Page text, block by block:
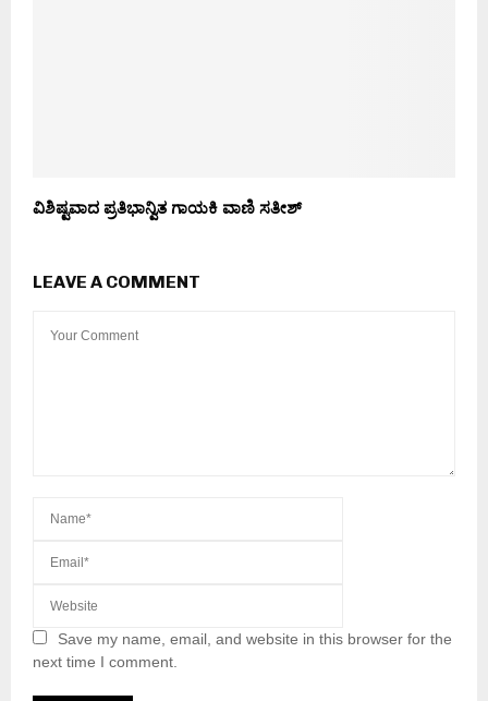
ವಿಶಿಷ್ಟವಾದ ಪ್ರತಿಭಾನ್ವಿತ ಗಾಯಕಿ ವಾಣಿ ಸತೀಶ್
LEAVE A COMMENT
Save my name, email, and website in this browser for the
next time I comment.